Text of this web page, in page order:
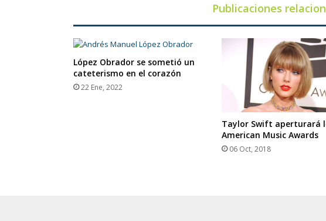
Publicaciones
López Obrador se sometió un
cateterismo en el corazón
22 Ene, 2022
Taylor Swift aperturará
American Music Awards
06 Oct, 2018